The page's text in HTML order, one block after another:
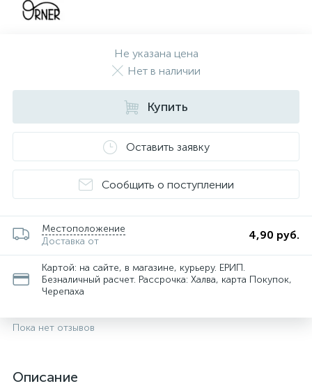
Не указана цена
Нет в наличии
Купить
Оставить заявку
Сообщить о поступлении
Местоположение
Доставка от
4,90 руб.
Картой: на сайте, в магазине, курьеру. ЕРИП.
Безналичный расчет. Рассрочка: Халва, карта Покупок,
Черепаха
Пока нет отзывов
Описание